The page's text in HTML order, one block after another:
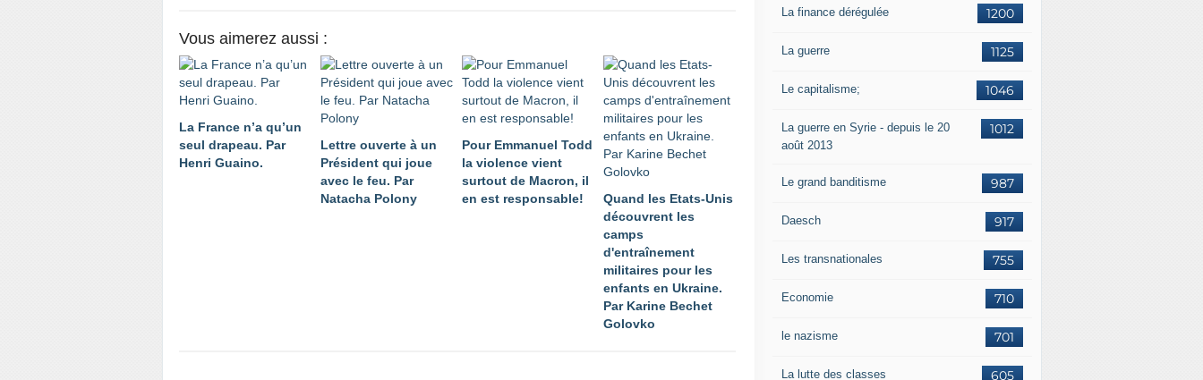
Vous aimerez aussi :
La France n’a qu’un
seul drapeau. Par
Henri Guaino.
Lettre ouverte à un
Président qui joue
avec le feu. Par
Natacha Polony
Pour Emmanuel Todd
la violence vient
surtout de Macron, il
en est responsable!
Quand les Etats-Unis
découvrent les
camps
d'entraînement
militaires pour les
enfants en Ukraine.
Par Karine Bechet
Golovko
1200
La finance dérégulée
1125
La guerre
1046
Le capitalisme;
1012
La guerre en Syrie - depuis le 20
août 2013
987
Le grand banditisme
917
Daesch
755
Les transnationales
710
Economie
701
le nazisme
605
La lutte des classes